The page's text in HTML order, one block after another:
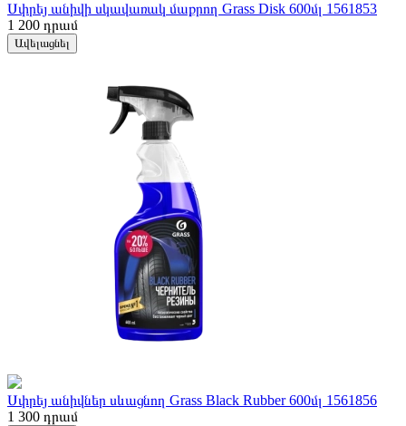
Սփրեյ անիվի սկավառակ մաքրող Grass Disk 600մլ 1561853
1 200 դրամ
Ավելացնել
Սփրեյ անիվներ սևացնող Grass Black Rubber 600մլ 1561856
1 300 դրամ